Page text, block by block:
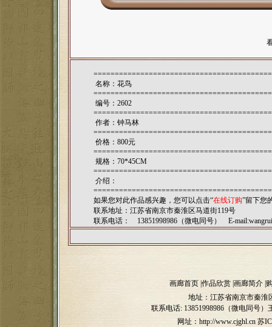
名称：花鸟
编号：2602
作者： 钟马林
价格：800元
规格：70*45CM
介绍：
如果您对此作品感兴趣，您可以点击“在线订购”留下您
联系地址：江苏省南京市秦淮区马道街119号
联系电话： 13851998986（微电同号） E-mail:
画廊首页 作品欣赏 画廊简介
地址：江苏省南京市秦淮
联系电话: 13851998986（微电同号）
网址：http://www.cjghl.cn 苏